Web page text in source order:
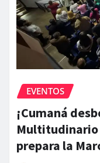
EVENTOS
¡Cumaná
Multitudinario
prepara la